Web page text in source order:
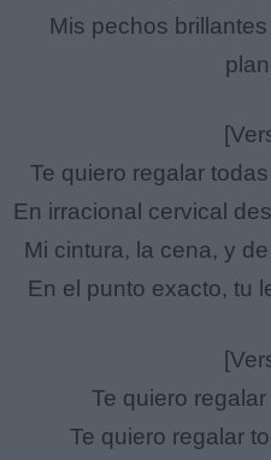
Mis pechos
Te quiero regalar
En irracional cervical
Mi cintura, la cena, y
En el punto exacto, tu
Te quiero
Te quiero regalar